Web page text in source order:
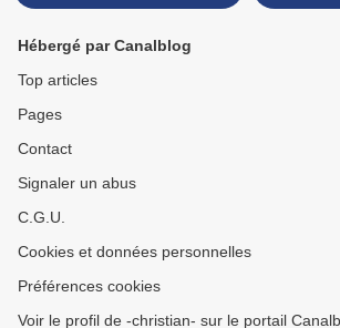
Hébergé par Canalblog
Top articles
Pages
Contact
Signaler un abus
C.G.U.
Cookies et données personnelles
Préférences cookies
Voir le profil de -christian- sur le portail